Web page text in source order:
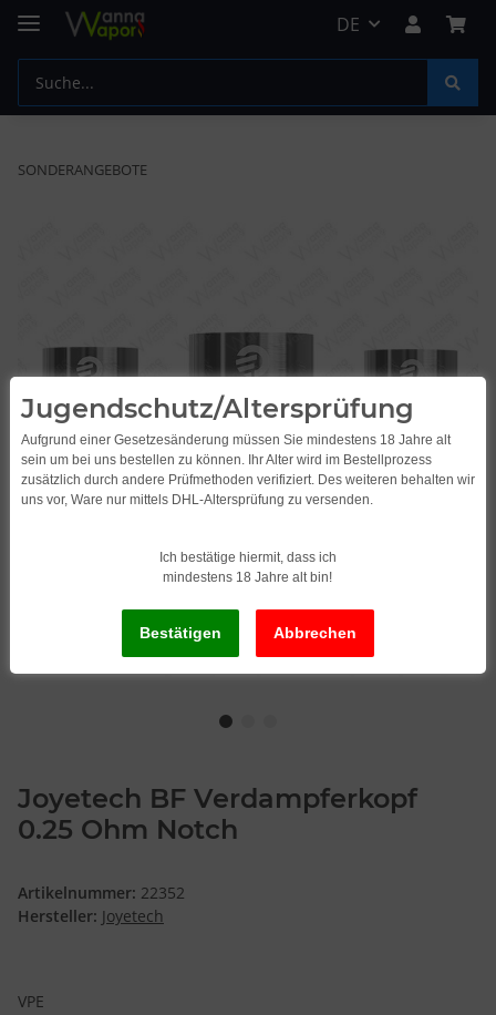
DE
SONDERANGEBOTE
Joyetech BF Verdampferkopf
0.25 Ohm Notch
Artikelnummer: 22352
Hersteller: Joyetech
VPE
Jugendschutz/Altersprüfung
Aufgrund einer Gesetzesänderung müssen Sie mindestens 18 Jahre alt
sein um bei uns bestellen zu können. Ihr Alter wird im Bestellprozess
zusätzlich durch andere Prüfmethoden verifiziert. Des weiteren behalten wir
uns vor, Ware nur mittels DHL-Altersprüfung zu versenden.
Ich bestätige hiermit, dass ich
mindestens 18 Jahre alt bin!